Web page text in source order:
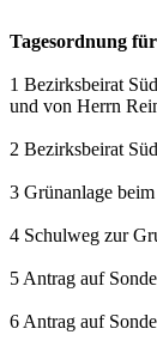
Tagesordnung
1 Bezirksbeirat
und von Herrn
2 Bezirksbeirat
3 Grünanlage
4 Schulweg zur
5 Antrag auf
6 Antrag auf